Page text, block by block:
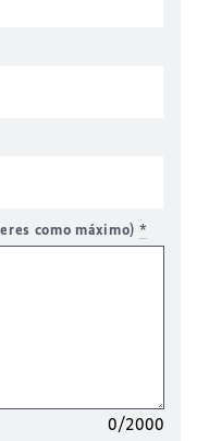
como máximo) *
0/2000